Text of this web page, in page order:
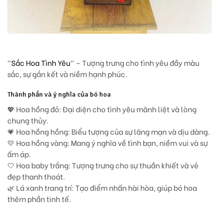
“Sắc Hoa Tình Yêu“ – Tượng trưng cho tình yêu đầy màu
sắc, sự gắn kết và niềm hạnh phúc.
Thành phần và ý nghĩa của bó hoa
💖 Hoa hồng đỏ: Đại diện cho tình yêu mãnh liệt và lòng
chung thủy.
💗 Hoa hồng hồng: Biểu tượng của sự lãng mạn và dịu dàng.
💛 Hoa hồng vàng: Mang ý nghĩa về tình bạn, niềm vui và sự
ấm áp.
🤍 Hoa baby trắng: Tượng trưng cho sự thuần khiết và vẻ
đẹp thanh thoát.
🌿 Lá xanh trang trí: Tạo điểm nhấn hài hòa, giúp bó hoa
thêm phần tinh tế.